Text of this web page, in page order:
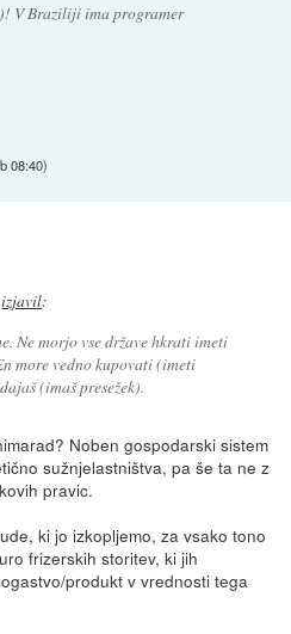
V Braziliji ima programer
08:40)
izjavil:
Ne morjo vse države hkrati imeti
more vedno kupovati (imeti
(imaš presežek).
Noben gospodarski sistem
sužnjelastništva, pa še ta ne z
pravic.
ki jo izkopljemo, za vsako tono
frizerskih storitev, ki jih
produkt v vrednosti tega